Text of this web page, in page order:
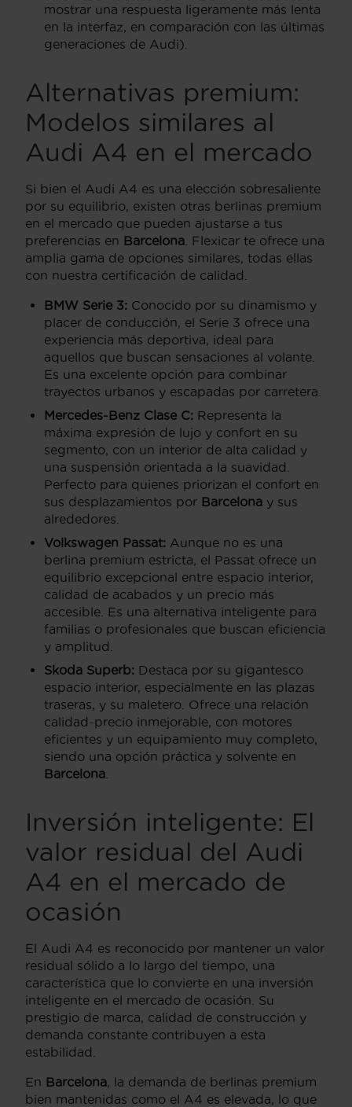
mostrar una respuesta ligeramente más lenta
en la interfaz, en comparación con las últimas
generaciones de Audi).
Alternativas premium:
Modelos similares al
Audi A4 en el mercado
Si bien el Audi A4 es una elección sobresaliente
por su equilibrio, existen otras berlinas premium
en el mercado que pueden ajustarse a tus
preferencias en Barcelona . Flexicar te ofrece una
amplia gama de opciones similares, todas ellas
con nuestra certificación de calidad.
BMW Serie 3: Conocido por su dinamismo y
placer de conducción, el Serie 3 ofrece una
experiencia más deportiva, ideal para
aquellos que buscan sensaciones al volante.
Es una excelente opción para combinar
trayectos urbanos y escapadas por carretera.
Mercedes-Benz Clase C: Representa la
máxima expresión de lujo y confort en su
segmento, con un interior de alta calidad y
una suspensión orientada a la suavidad.
Perfecto para quienes priorizan el confort en
sus desplazamientos por Barcelona y sus
alrededores.
Volkswagen Passat: Aunque no es una
berlina premium estricta, el Passat ofrece un
equilibrio excepcional entre espacio interior,
calidad de acabados y un precio más
accesible. Es una alternativa inteligente para
familias o profesionales que buscan eficiencia
y amplitud.
Skoda Superb: Destaca por su gigantesco
espacio interior, especialmente en las plazas
traseras, y su maletero. Ofrece una relación
calidad-precio inmejorable, con motores
eficientes y un equipamiento muy completo,
siendo una opción práctica y solvente en
Barcelona
Inversión inteligente: El
valor residual del Audi
A4 en el mercado de
ocasión
El Audi A4 es reconocido por mantener un valor
residual sólido a lo largo del tiempo, una
característica que lo convierte en una inversión
inteligente en el mercado de ocasión. Su
prestigio de marca, calidad de construcción y
demanda constante contribuyen a esta
estabilidad.
En Barcelona, la demanda de berlinas premium
bien mantenidas como el A4 es elevada, lo que